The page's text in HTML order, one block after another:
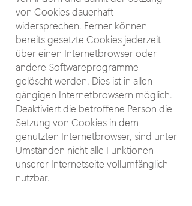
von Cookies dauerhaft
widersprechen. Ferner können
bereits gesetzte Cookies jederzeit
über einen Internetbrowser oder
andere Softwareprogramme
gelöscht werden. Dies ist in allen
gängigen Internetbrowsern möglich.
Deaktiviert die betroffene Person die
Setzung von Cookies in dem
genutzten Internetbrowser, sind unter
Umständen nicht alle Funktionen
unserer Internetseite vollumfänglich
nutzbar.